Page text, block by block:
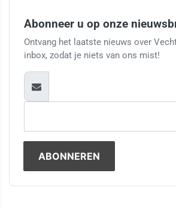
Abonneer u op onze
Ontvang het laatste nieuws over
inbox, zodat je niets van ons mist!